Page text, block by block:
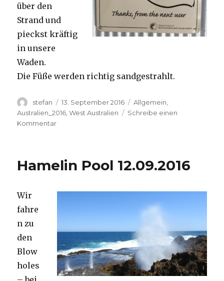
über den
Strand und
pieckst kräftig
in unsere
Waden.
Die Füße werden richtig sandgestrahlt.
Autor
stefan
Veröffentlicht
am
13. September 2016 Kategorien
Allgemein
Australien_2016 ,West Australien
Schreibe einen
Kommentarzu
Hamelin Pool 12.09.2016
Wir
fahre
n zu
den
Blow
holes